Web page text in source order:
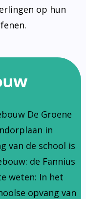
op hun
De Groene
in
van de school is
de Fannius
weten: In het
opvang van